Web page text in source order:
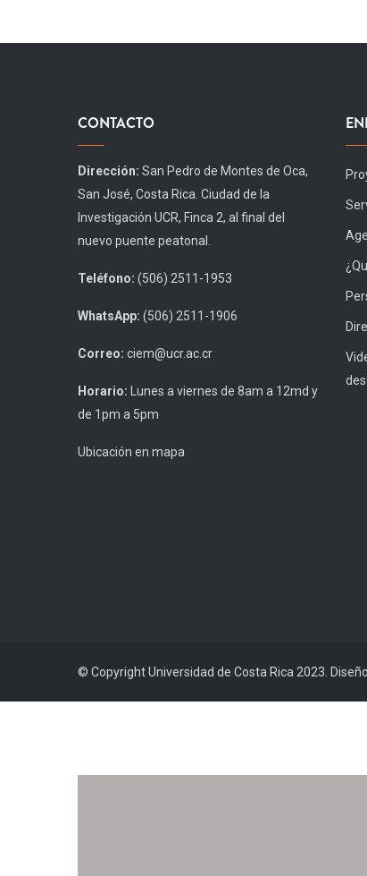
CONTACTO
Dirección: San Pedro de Montes de Oca,
San José, Costa Rica. Ciudad de la
Investigación UCR, Finca 2, al final del
nuevo puente peatonal.
Teléfono: (506) 2511-1953
WhatsApp: (506) 2511-1906
Correo: ciem@ucr.ac.cr
Horario: Lunes a viernes de 8am a 12md y
de 1pm a 5pm
Ubicación en mapa
© Copyright Universidad de Costa Rica 2023.